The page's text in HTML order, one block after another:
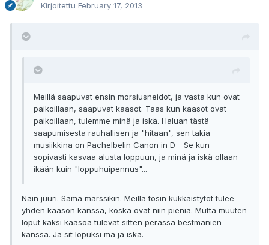
Kirjoitettu February 17, 2013
Meillä saapuvat ensin morsiusneidot, ja vasta kun ovat
paikoillaan, saapuvat kaasot. Taas kun kaasot ovat
paikoillaan, tulemme minä ja iskä. Haluan tästä
saapumisesta rauhallisen ja "hitaan", sen takia
musiikkina on Pachelbelin Canon in D - Se kun
sopivasti kasvaa alusta loppuun, ja minä ja iskä ollaan
ikään kuin "loppuhuipennus"...
Näin juuri. Sama marssikin. Meillä tosin kukkaistytöt tulee
yhden kaason kanssa, koska ovat niin pieniä. Mutta muuten
loput kaksi kaasoa tulevat sitten perässä bestmanien
kanssa. Ja sit lopuksi mä ja iskä.